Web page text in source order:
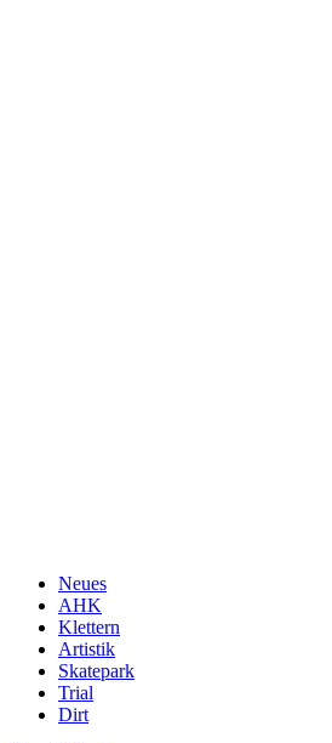
Neues
AHK
Klettern
Artistik
Skatepark
Trial
Dirt